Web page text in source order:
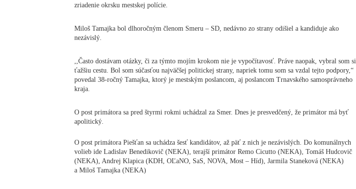
zriadenie okrsku mestskej polície.
Miloš Tamajka bol dlhoročným členom Smeru – SD, nedávno zo strany odišiel a kandiduje ako
nezávislý.
,,Často dostávam otázky, či za týmto mojím krokom nie je vypočítavosť. Práve naopak, vybral som si
ťažšiu cestu. Bol som súčasťou najväčšej politickej strany, napriek tomu som sa vzdal tejto podpory,“
povedal 38-ročný Tamajka, ktorý je mestským poslancom, aj poslancom Trnavského samosprávneho
kraja.
O post primátora sa pred štyrmi rokmi uchádzal za Smer. Dnes je presvedčený, že primátor má byť
apolitický.
O post primátora Piešťan sa uchádza šesť kandidátov, až päť z nich je nezávislých. Do komunálnych
volieb ide Ladislav Benedikovič (NEKA), terajší primátor Remo Cicutto (NEKA), Tomáš Hudcovič
(NEKA), Andrej Klapica (KDH, OĽaNO, SaS, NOVA, Most – Híd), Jarmila Staneková (NEKA)
a Miloš Tamajka (NEKA)